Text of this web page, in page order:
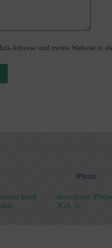
Adresse und meine Website in
kiosk
iPhone
downgrade
3GS, 4)